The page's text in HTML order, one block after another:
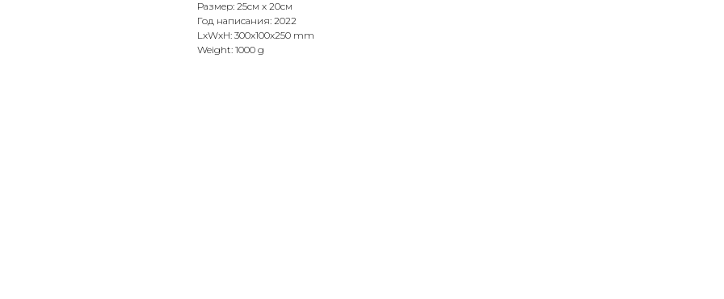
Размер: 25см х 20см
Год написания: 2022
LxWxH: 300x100x250 mm
Weight: 1000 g